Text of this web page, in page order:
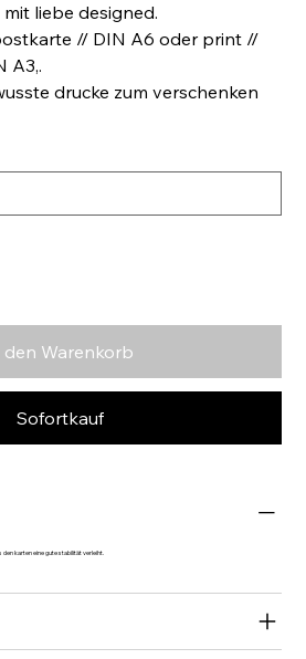
liebe designed.
// DIN A6 oder print //
A3,.
drucke zum verschenken
den Warenkorb
Sofortkauf
karten eine gute stabilität verleiht.